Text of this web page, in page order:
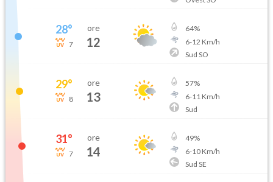
28°
7
ore
12
64%
6-12 Km/h
Sud SO
29°
8
ore
13
57%
6-11 Km/h
Sud
31°
7
ore
14
49%
6-10Km/h
Sud SE